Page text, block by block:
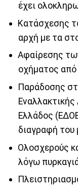
έχει
Κατάσχεσης
αρχή με τα
Αφαίρεσης
οχήματος από
Παράδοσης
Ελλάδος
διαγραφή του
Ολοσχερούς
λόγω